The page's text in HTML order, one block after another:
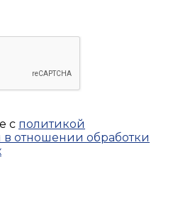
с политикой
отношении обработки